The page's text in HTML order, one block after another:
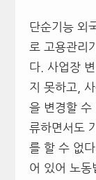
단순기능 외
로 고용관리
다. 사업장
지 못하고,
을 변경할 수
류하면서도
를 할 수 없
어 있어 노동